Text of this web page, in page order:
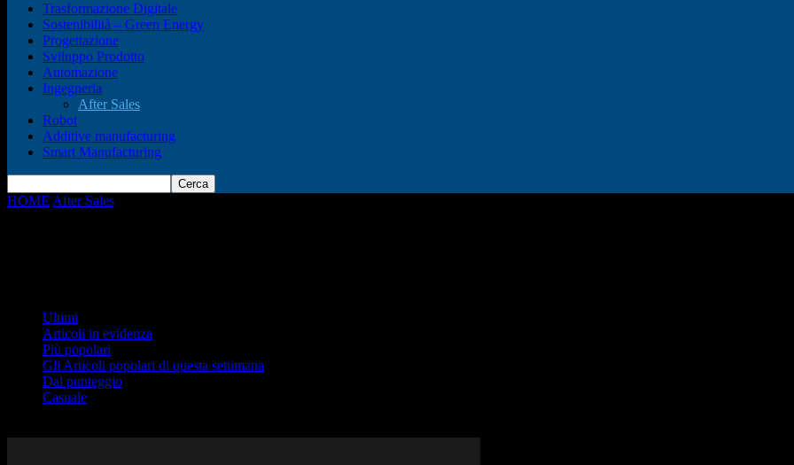
Trasformazione Digitale
Sostenibilità – Green Energy
Progettazione
Sviluppo Prodotto
Automazione
Ingegneria
After Sales
Robot
Additive manufacturing
Smart Manufacturing
HOME After Sales
Ultimi
Articoli in evidenza
Più popolari
Gli Articoli popolari di questa settimana
Dal punteggio
Casuale